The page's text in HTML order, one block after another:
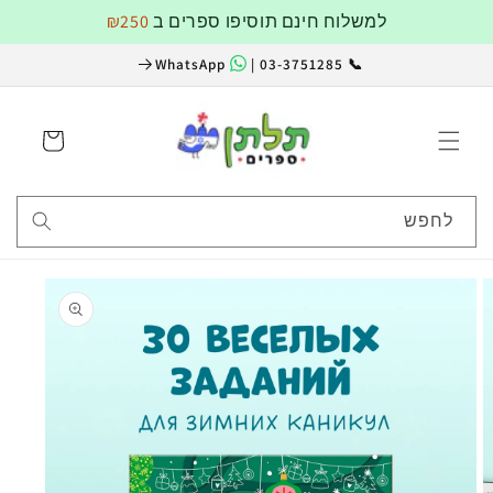
למשלוח חינם תוסיפו ספרים ב₪250
📞 03-3751285 |
עגלה
לחפש
למידע
על
מוצרים